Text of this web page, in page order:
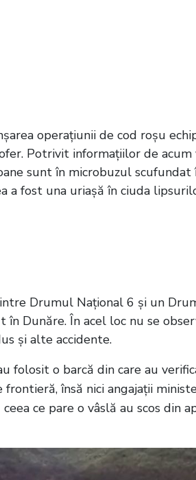
operațiunii de cod roșu
Potrivit informațiilor de
sunt în microbuzul scufundat
a fost una uriașă în ciuda
Drumul Național 6 și un
Dunăre. În acel loc nu se
și alte accidente.
folosit o barcă din care au
frontieră, însă nici angajații
ce pare o vâslă au scos din